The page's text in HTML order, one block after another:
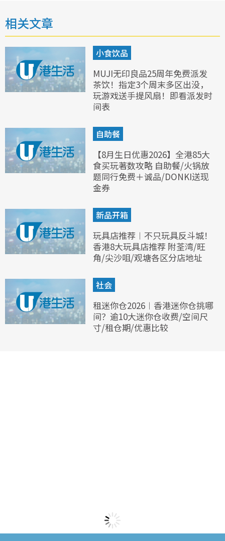
相关文章
小食饮品
MUJI无印良品25周年免费派发
茶饮！指定3个周末多区出没，
玩游戏送手提风扇！即看派发时
间表
自助餐
【8月生日优惠2026】全港85大
食买玩著数攻略 自助餐/火锅放
题同行免费＋诚品/DONKI送现
金券
新品开箱
玩具店推荐︱不只玩具反斗城！
香港8大玩具店推荐 附荃湾/旺
角/尖沙咀/观塘各区分店地址
社会
租迷你仓2026︱香港迷你仓挑哪
间？逾10大迷你仓收费/空间尺
寸/租仓期/优惠比较